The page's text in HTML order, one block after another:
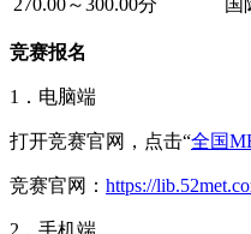
竞赛报名
1．电脑端
打开竞赛官网，点击“全国
竞赛官网： https://
2．手机端